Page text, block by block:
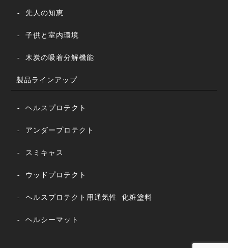
- 先人の知恵
- 子供と室内環境
- 木炭の吸着分解機能
製品ラインアップ
- ヘルスプロテクト
- アンダープロテクト
- スミキャス
- ウッドプロテクト
- ヘルスプロテクト用通気性 化粧塗料
- ヘルシーマット